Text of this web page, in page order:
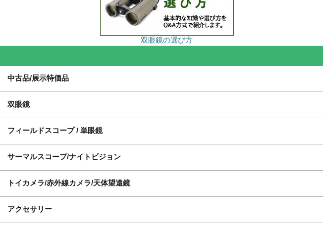
双眼鏡の選び方
中古品/展示特価品
双眼鏡
フィールドスコープ / 単眼鏡
サーマルスコープ/ナイトビジョン
トイカメラ/赤外線カメラ/天体望遠鏡
アクセサリー